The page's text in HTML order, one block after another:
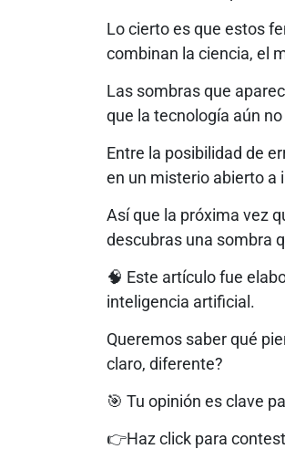
Lo cierto es que estos
combinan la ciencia, el
Las sombras que
que la tecnología aún
Entre la posibilidad de
en un misterio abierto a
Así que la próxima vez
descubras una sombra
🧠 Este artículo fue
inteligencia artificial.
Queremos saber qué
claro, diferente?
🎯 Tu opinión es clave
👉Haz click para